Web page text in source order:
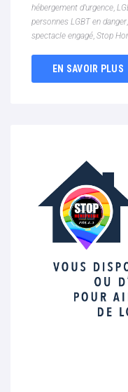
hébergement d’urgence,
personnes LGBT en danger,
spectacle engagé, Stop
EN SAVOIR PLUS